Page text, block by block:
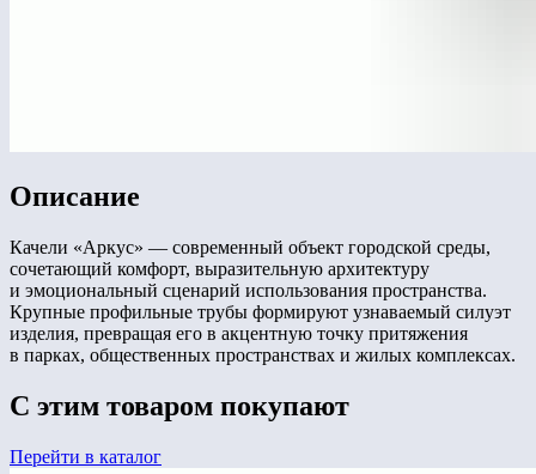
Описание
Качели «Аркус» — современный объект городской среды,
сочетающий комфорт, выразительную архитектуру
и эмоциональный сценарий использования пространства.
Крупные профильные трубы формируют узнаваемый силуэт
изделия, превращая его в акцентную точку притяжения
в парках, общественных пространствах и жилых комплексах.
С этим товаром покупают
Перейти в каталог